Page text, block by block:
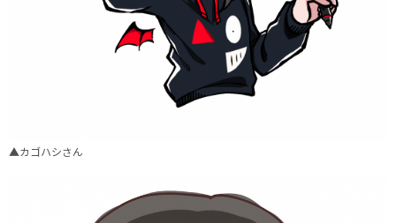
▲カゴハシさん